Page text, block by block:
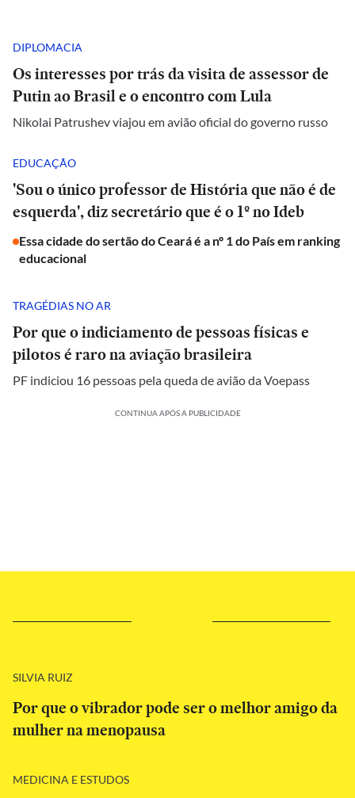
DIPLOMACIA
Os interesses por trás da visita de assessor de
Putin ao Brasil e o encontro com Lula
Nikolai Patrushev viajou em avião oficial do governo russo
EDUCAÇÃO
'Sou o único professor de História que não é de
esquerda', diz secretário que é o 1º no Ideb
Essa cidade do sertão do Ceará é a nº 1 do País em ranking
educacional
TRAGÉDIAS NO AR
Por que o indiciamento de pessoas físicas e
pilotos é raro na aviação brasileira
PF indiciou 16 pessoas pela queda de avião da Voepass
CONTINUA APÓS A PUBLICIDADE
SILVIA RUIZ
Por que o vibrador pode ser o melhor amigo da
mulher na menopausa
MEDICINA E ESTUDOS